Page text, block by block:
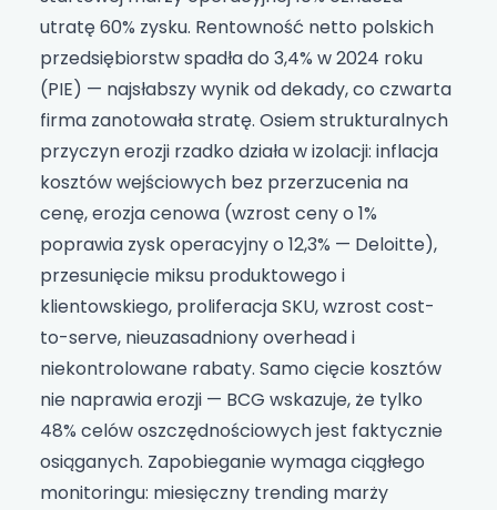
utratę 60% zysku. Rentowność netto polskich
przedsiębiorstw spadła do 3,4% w 2024 roku
(PIE) — najsłabszy wynik od dekady, co czwarta
firma zanotowała stratę. Osiem strukturalnych
przyczyn erozji rzadko działa w izolacji: inflacja
kosztów wejściowych bez przerzucenia na
cenę, erozja cenowa (wzrost ceny o 1%
poprawia zysk operacyjny o 12,3% — Deloitte),
przesunięcie miksu produktowego i
klientowskiego, proliferacja SKU, wzrost cost-
to-serve, nieuzasadniony overhead i
niekontrolowane rabaty. Samo cięcie kosztów
nie naprawia erozji — BCG wskazuje, że tylko
48% celów oszczędnościowych jest faktycznie
osiąganych. Zapobieganie wymaga ciągłego
monitoringu: miesięczny trending marży